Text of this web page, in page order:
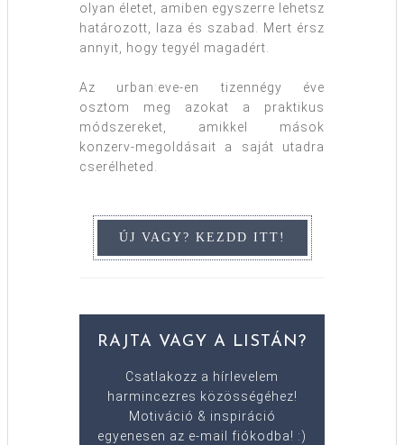
olyan életet, amiben egyszerre lehetsz
határozott, laza és szabad. Mert érsz
annyit, hogy tegyél magadért.
Az urban:eve-en tizennégy éve
osztom meg azokat a praktikus
módszereket, amikkel mások
konzerv-megoldásait a saját utadra
cserélheted.
RAJTA VAGY A LISTÁN?
Csatlakozz a hírlevelem
harmincezres közösségéhez!
Motiváció & inspiráció
egyenesen az e-mail fiókodba! :)